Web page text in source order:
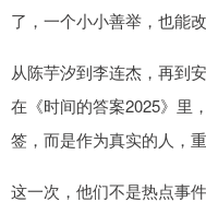
了，一个小小善举，也能
从陈芋汐到李连杰，再到
在《时间的答案2025》里
签，而是作为真实的人，重
这一次，他们不是热点事